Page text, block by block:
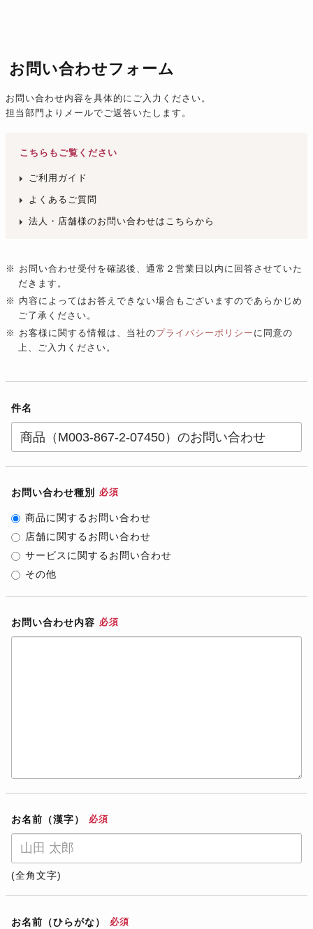
お問い合わせフォーム
お問い合わせ内容を具体的にご入力ください。
担当部門よりメールでご返答いたします。
こちらもご覧ください
ご利用ガイド
よくあるご質問
法人・店舗様のお問い合わせはこちらから
※ お問い合わせ受付を確認後、通常２営業日以内に回答させていた
だきます。
※ 内容によってはお答えできない場合もございますのであらかじめ
ご了承ください。
※ お客様に関する情報は、当社のプライバシーポリシー に同意の
上、ご入力ください。
件名
お問い合わせ種別 必須
商品に関するお問い合わせ
店舗に関するお問い合わせ
サービスに関するお問い合わせ
その他
お問い合わせ内容 必須
お名前（漢字） 必須
(全角文字)
お名前（ひらがな） 必須